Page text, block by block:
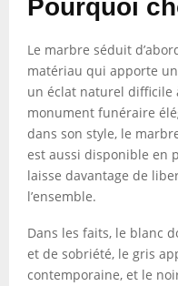
Pourquoi
Le marbre séduit
matériau qui apporte
un éclat naturel difficile
monument funéraire
dans son style, le
est aussi disponible en
laisse davantage de
l’ensemble.
Dans les faits, le blanc
et de sobriété, le gris
contemporaine, et le